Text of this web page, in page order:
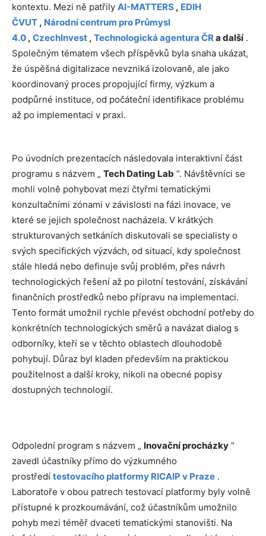
kontextu. Mezi ně patřily AI-MATTERS , EDIH
ČVUT , Národní centrum pro Průmysl
4.0 , CzechInvest , Technologická agentura ČRa další.
Společným tématem všech příspěvků byla snaha ukázat,
že úspěšná digitalizace nevzniká izolovaně, ale jako
koordinovaný proces propojující firmy, výzkum a
podpůrné instituce, od počáteční identifikace problému
až po implementaci v praxi.
Po úvodních prezentacích následovala interaktivní část
programu s názvem „ Tech Dating Lab “. Návštěvníci se
mohli volně pohybovat mezi čtyřmi tematickými
konzultačními zónami v závislosti na fázi inovace, ve
které se jejich společnost nacházela. V krátkých
strukturovaných setkáních diskutovali se specialisty o
svých specifických výzvách, od situací, kdy společnost
stále hledá nebo definuje svůj problém, přes návrh
technologických řešení až po pilotní testování, získávání
finančních prostředků nebo přípravu na implementaci.
Tento formát umožnil rychle převést obchodní potřeby do
konkrétních technologických směrů a navázat dialog s
odborníky, kteří se v těchto oblastech dlouhodobě
pohybují. Důraz byl kladen především na praktickou
použitelnost a další kroky, nikoli na obecné popisy
dostupných technologií.
Odpolední program s názvem „ Inovační procházky “
zavedl účastníky přímo do výzkumného
prostředí testovacího platformy RICAIP v Praze .
Laboratoře v obou patrech testovací platformy byly volně
přístupné k prozkoumávání, což účastníkům umožnilo
pohyb mezi téměř dvaceti tematickými stanovišti. Na